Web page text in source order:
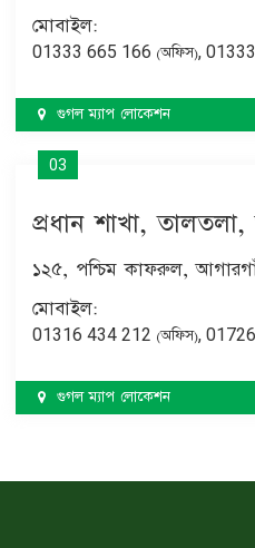
মোবাইল:
01333 665 166 (অফিস),
গুগল ম্যাপ লোকেশন
03
প্রধান শাখা,
১২৫, পশ্চিম কাফরুল,
মোবাইল:
01316 434 212 (অফিস),
গুগল ম্যাপ লোকেশন